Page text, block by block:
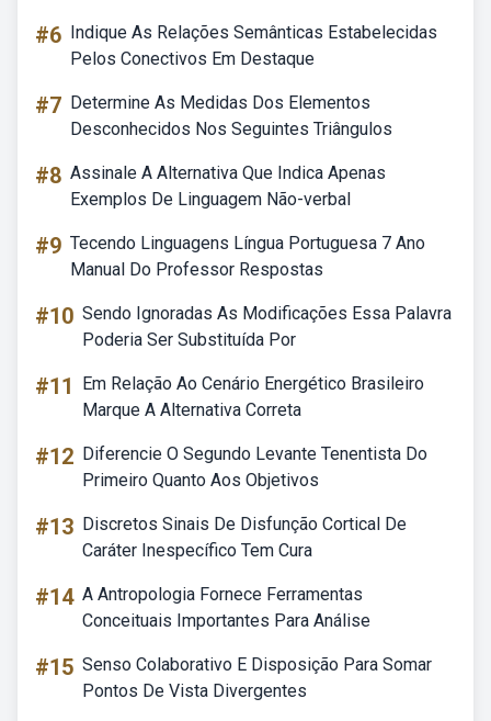
#6 Indique As Relações Semânticas Estabelecidas
Pelos Conectivos Em Destaque
#7 Determine As Medidas Dos Elementos
Desconhecidos Nos Seguintes Triângulos
#8 Assinale A Alternativa Que Indica Apenas
Exemplos De Linguagem Não-verbal
#9 Tecendo Linguagens Língua Portuguesa 7 Ano
Manual Do Professor Respostas
#10 Sendo Ignoradas As Modificações Essa Palavra
Poderia Ser Substituída Por
#11
Em Relação Ao Cenário Energético Brasileiro
Marque A Alternativa Correta
#12 Diferencie O Segundo Levante Tenentista Do
Primeiro Quanto Aos Objetivos
#13 Discretos Sinais De Disfunção Cortical De
Caráter Inespecífico Tem Cura
#14 A Antropologia Fornece Ferramentas
Conceituais Importantes Para Análise
#15 Senso Colaborativo E Disposição Para Somar
Pontos De Vista Divergentes